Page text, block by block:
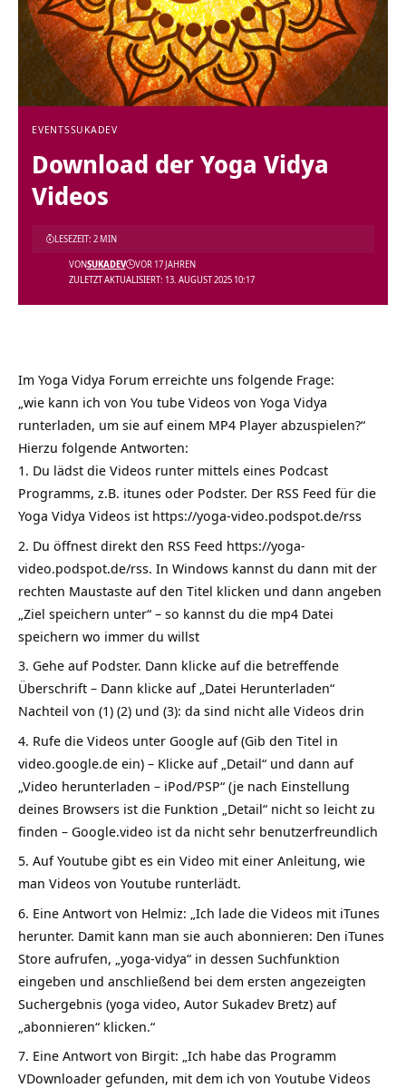
EVENTSSUKADEV
Download der Yoga Vidya
Videos
ZULETZT AKTUALISIERT: 13. AUGUST 2025 10:17
VONSUKADEV VOR 17 JAHREN
LESEZEIT: 2 MIN
Im Yoga Vidya Forum erreichte uns folgende Frage:
„wie kann ich von You tube Videos von Yoga Vidya
runterladen, um sie auf einem MP4 Player abzuspielen?“
Hierzu folgende Antworten:
Du lädst die Videos runter mittels eines Podcast
Programms, z.B. itunes oder Podster. Der RSS Feed für die
Yoga Vidya Videos ist https://yoga-video.podspot.de/rss
Du öffnest direkt den RSS Feed https://yoga-
video.podspot.de/rss. In Windows kannst du dann mit der
rechten Maustaste auf den Titel klicken und dann angeben
„Ziel speichern unter“ – so kannst du die mp4 Datei
speichern wo immer du willst
Gehe auf Podster. Dann klicke auf die betreffende
Überschrift – Dann klicke auf „Datei Herunterladen“
Nachteil von (1) (2) und (3): da sind nicht alle Videos drin
Rufe die Videos unter Google auf (Gib den Titel in
video.google.de ein) – Klicke auf „Detail“ und dann auf
„Video herunterladen – iPod/PSP“ (je nach Einstellung
deines Browsers ist die Funktion „Detail“ nicht so leicht zu
finden – Google.video ist da nicht sehr benutzerfreundlich
Auf Youtube gibt es ein Video mit einer Anleitung, wie
man Videos von Youtube runterlädt.
Eine Antwort von Helmiz: „Ich lade die Videos mit iTunes
herunter. Damit kann man sie auch abonnieren: Den iTunes
Store aufrufen, „yoga-vidya“ in dessen Suchfunktion
eingeben und anschließend bei dem ersten angezeigten
Suchergebnis (yoga video, Autor Sukadev Bretz) auf
„abonnieren“ klicken.“
Eine Antwort von Birgit: „Ich habe das Programm
VDownloader gefunden, mit dem ich von Youtube Videos